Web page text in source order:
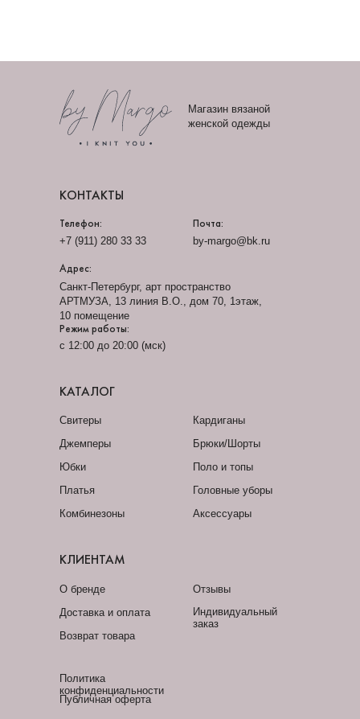
Магазин вязаной
женской одежды
Телефон:
+7 (911) 280 33 33
Адрес:
Санкт-Петербург, арт пространство
АРТМУЗА, 13 линия В.О., дом 70, 1этаж,
10 помещение
Почта:
by-margo@bk.ru
Режим работы:
с 12:00 до 20:00 (мск)
КОНТАКТЫ
КЛИЕНТАМ
Доставка и оплата
Возврат товара
Отзывы
Индивидуальный
заказ
О бренде
Политика
конфиденциальности
Публичная оферта
КАТАЛОГ
Свитеры
Джемперы
Кардиганы
Брюки/Шорты
Поло и топы
Головные уборы
Аксессуары
Платья
Комбинезоны
Юбки